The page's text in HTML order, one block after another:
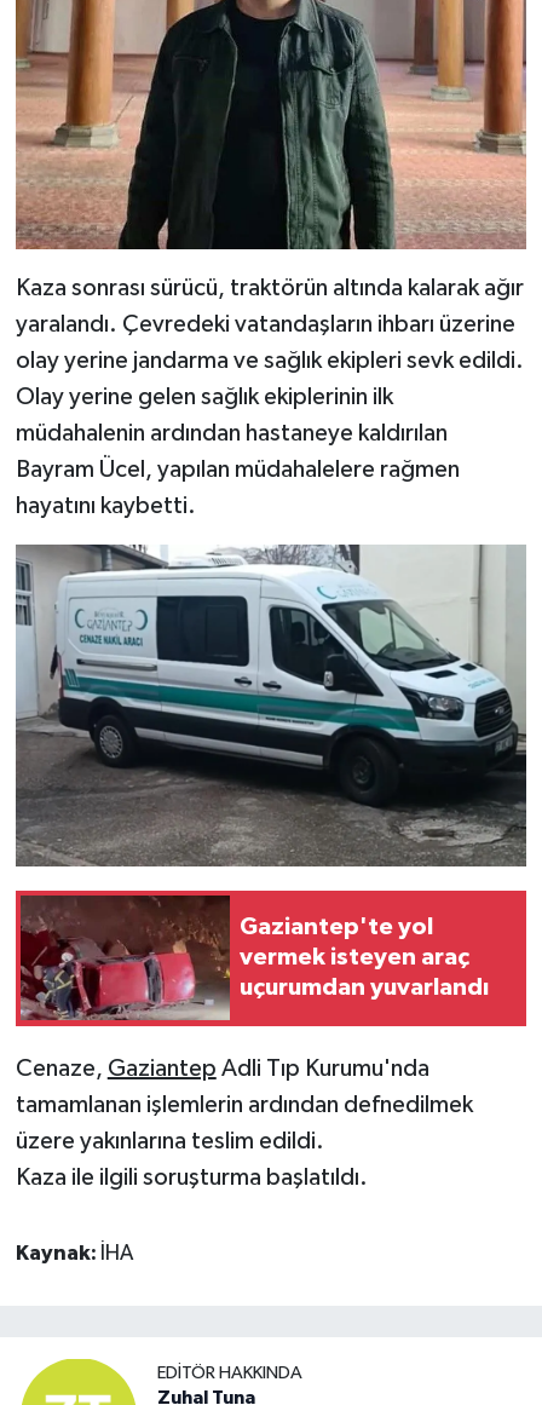
Kaza sonrası sürücü, traktörün altında kalarak ağır
yaralandı. Çevredeki vatandaşların ihbarı üzerine
olay yerine jandarma ve sağlık ekipleri sevk edildi.
Olay yerine gelen sağlık ekiplerinin ilk
müdahalenin ardından hastaneye kaldırılan
Bayram Ücel, yapılan müdahalelere rağmen
hayatını kaybetti.
Gaziantep'te yol
vermek isteyen araç
uçurumdan yuvarlandı
Cenaze, Gaziantep Adli Tıp Kurumu'nda
tamamlanan işlemlerin ardından defnedilmek
üzere yakınlarına teslim edildi.
Kaza ile ilgili soruşturma başlatıldı.
Kaynak: İHA
EDITÖR HAKKINDA
Zuhal Tuna
Yemek